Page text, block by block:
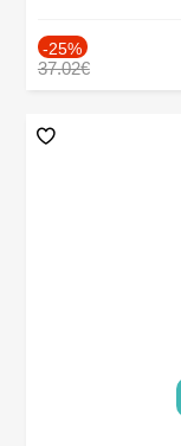
-25%
37.02€